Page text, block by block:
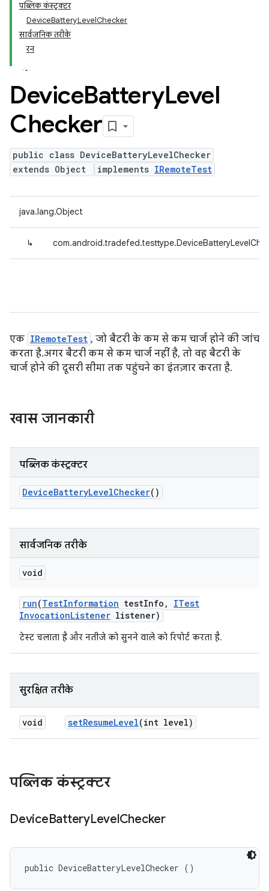
पब्लिक कंस्ट्रक्टर
DeviceBatteryLevelChecker
सार्वजनिक तरीके
रन
DeviceBatteryLevel
Checker
public class DeviceBatteryLevelChecker
extends Object
implements IRemoteTest
java.lang.Object
↳
एक IRemoteTest , जो बैटरी के कम से कम चार्ज होने की जांच
करता है. अगर बैटरी कम से कम चार्ज नहीं है, तो वह बैटरी के
चार्ज होने की दूसरी सीमा तक पहुंचने का इंतज़ार करता है.
खास जानकारी
पब्लिक कंस्ट्रक्टर
DeviceBatteryLevelChecker()
सार्वजनिक तरीके
void
run(TestInformation testInfo ,
ITest
InvocationListener listener)
टेस्ट चलाता है और नतीजे को सुनने वाले को रिपोर्ट करता है.
सुरक्षित तरीके
void setResumeLevel(int level)
पब्लिक कंस्ट्रक्टर
DeviceBatteryLevelChecker
public DeviceBatteryLevelChecker ()